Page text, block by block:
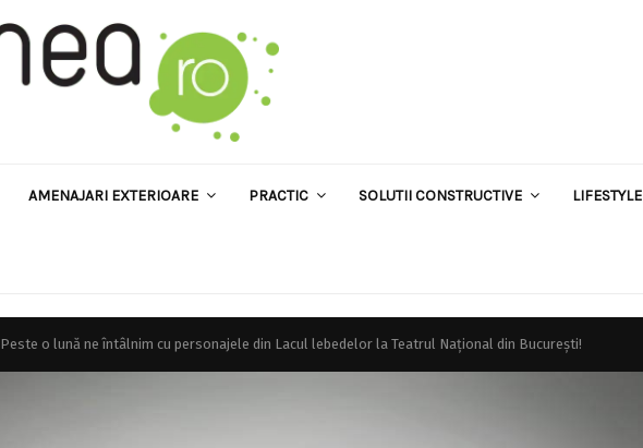
AMENAJARI EXTERIOARE PRACTIC SOLUTII CONSTRUCTIVE LIFESTYLE
Peste o lună ne întâlnim cu personajele din Lacul lebedelor la Teatrul Naţional din Bucureşti!